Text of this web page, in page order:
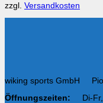
zzgl. Versandkosten
wiking sports GmbH
Öffnungszeiten: Di-